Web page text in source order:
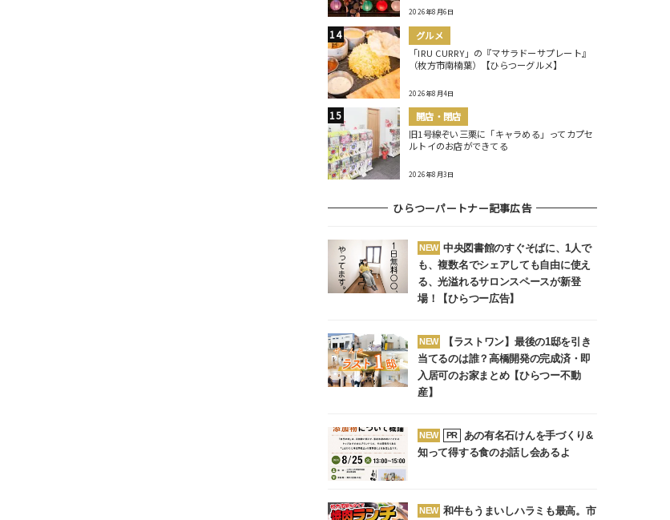
2026年8月6日
グルメ
「IRU CURRY」の『マサラドーサプレート』
（枚方市南楠葉）【ひらつーグルメ】
2026年8月4日
開店・閉店
旧1号線ぞい三栗に「キャラめる」ってカプセ
ルトイのお店ができてる
2026年8月3日
ひらつーパートナー記事広告
NEW 中央図書館のすぐそばに、1人で
も、複数名でシェアしても自由に使え
る、光溢れるサロンスペースが新登
場！【ひらつー広告】
NEW
【ラストワン】最後の1邸を引き
当てるのは誰？高橋開発の完成済・即
入居可のお家まとめ【ひらつー不動
産】
NEW PR
あの有名石けんを手づくり&
知って得する食のお話し会あるよ
NEW 和牛もうまいしハラミも最高。市